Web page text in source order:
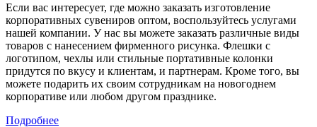
Если вас интересует, где можно заказать изготовление
корпоративных сувениров оптом, воспользуйтесь услугами
нашей компании. У нас вы можете заказать различные виды
товаров с нанесением фирменного рисунка. Флешки с
логотипом, чехлы или стильные портативные колонки
придутся по вкусу и клиентам, и партнерам. Кроме того, вы
можете подарить их своим сотрудникам на новогоднем
корпоративе или любом другом празднике.
Подробнее